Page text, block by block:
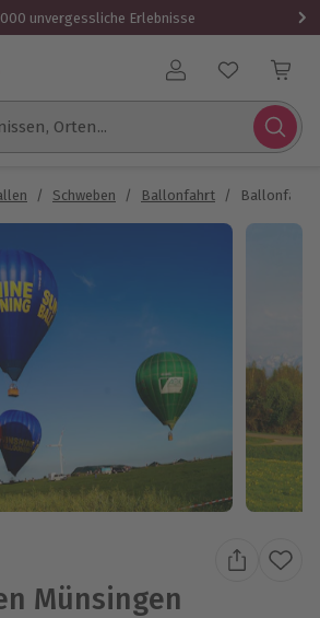
unvergessliche Erlebnisse
Benutzerkonto
Orten...
/ Schweben / Ballonfahrt /
Münsingen